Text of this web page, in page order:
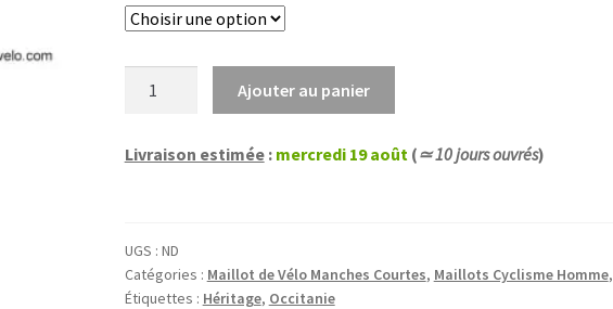
Cycliste
Ajouter au panier
Livraison estimée: mercredi 19 août(≃ 10 jours ouvrés)
UGS : ND
Catégories : Maillot de Vélo Manches Courtes, Maillots Cyclisme Homme,
Étiquettes : Héritage, Occitanie